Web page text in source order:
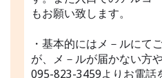
もお願い致します。
・基本的にはメ－ルにて
が、メ－ルが届かない方
095-823-3459よりお電話